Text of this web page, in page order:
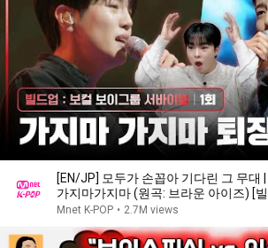
[EN/JP] 모두가 손꼽아 기다린 그 무대 |
가지마가지마 (원곡: 브라운 아이즈) [빌
Mnet 240126 방송
Mnet K-POP • 2.7M views